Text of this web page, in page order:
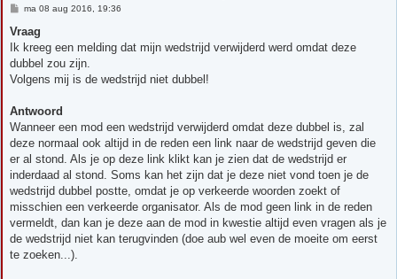
B
r
c
h
ma 08 aug 2016, 19:36
Vraag
Ik kreeg een melding dat mijn wedstrijd verwijderd werd omdat deze
dubbel zou zijn.
Volgens mij is de wedstrijd niet dubbel!
Antwoord
Wanneer een mod een wedstrijd verwijderd omdat deze dubbel is, zal
deze normaal ook altijd in de reden een link naar de wedstrijd geven die
er al stond. Als je op deze link klikt kan je zien dat de wedstrijd er
inderdaad al stond. Soms kan het zijn dat je deze niet vond toen je de
wedstrijd dubbel postte, omdat je op verkeerde woorden zoekt of
misschien een verkeerde organisator. Als de mod geen link in de reden
vermeldt, dan kan je deze aan de mod in kwestie altijd even vragen als je
de wedstrijd niet kan terugvinden (doe aub wel even de moeite om eerst
te zoeken...).